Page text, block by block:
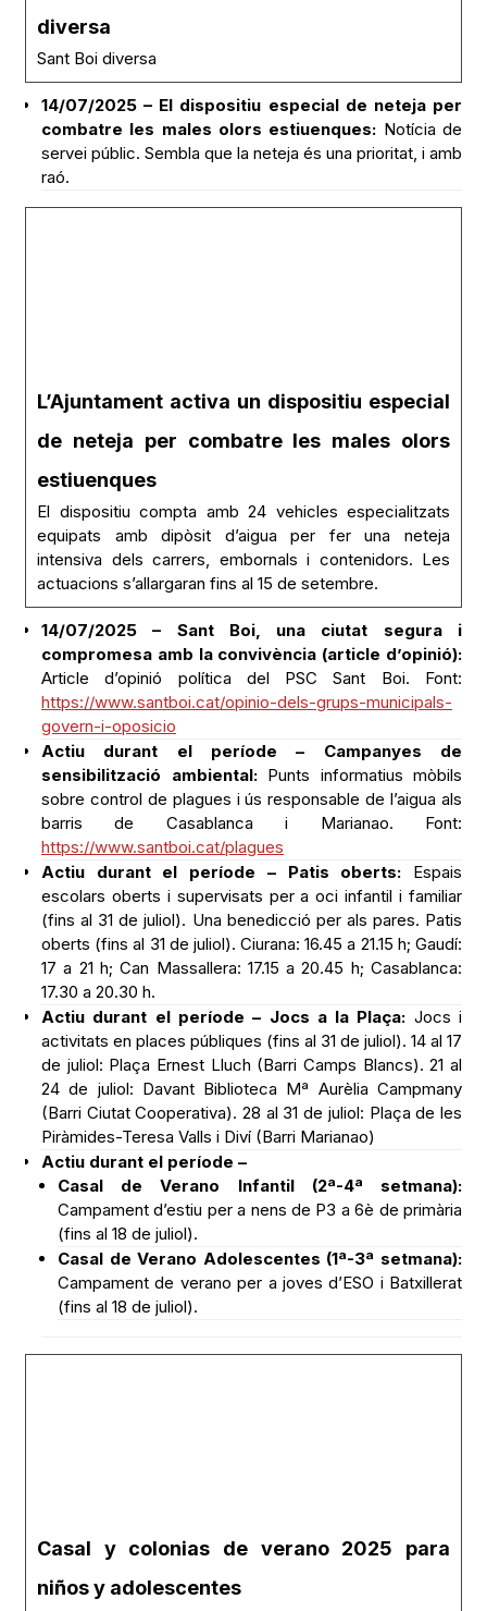
diversa
Sant Boi diversa
14/07/2025 – El dispositiu especial de neteja per
combatre les males olors estiuenques: Notícia de
servei públic. Sembla que la neteja és una prioritat, i amb
raó.
L’Ajuntament activa un dispositiu especial
de neteja per combatre les males olors
estiuenques
El dispositiu compta amb 24 vehicles especialitzats
equipats amb dipòsit d’aigua per fer una neteja
intensiva dels carrers, embornals i contenidors. Les
actuacions s’allargaran fins al 15 de setembre.
14/07/2025 – Sant Boi, una ciutat segura i
compromesa amb la convivència (article d’opinió):
Article d’opinió política del PSC Sant Boi. Font:
https://www.santboi.cat/opinio-dels-grups-municipals-
govern-i-oposicio
Actiu durant el període – Campanyes de
sensibilització ambiental:Punts informatius mòbils
sobre control de plagues i ús responsable de l’aigua als
barris de Casablanca i Marianao. Font:
https://www.santboi.cat/plagues
Actiu durant el període – Patis oberts: Espais
escolars oberts i supervisats per a oci infantil i familiar
(fins al 31 de juliol). Una benedicció per als pares. Patis
oberts (fins al 31 de juliol). Ciurana: 16.45 a 21.15 h; Gaudí:
17 a 21 h; Can Massallera: 17.15 a 20.45 h; Casablanca:
17.30 a 20.30 h.
Actiu durant el període – Jocs a la Plaça: Jocs i
activitats en places públiques (fins al 31 de juliol). 14 al 17
de juliol: Plaça Ernest Lluch (Barri Camps Blancs). 21 al
24 de juliol: Davant Biblioteca Mª Aurèlia Campmany
(Barri Ciutat Cooperativa). 28 al 31 de juliol: Plaça de les
Piràmides-Teresa Valls i Diví (Barri Marianao)
Actiu durant el període –
Casal de Verano Infantil (2ª-4ª setmana):
Campament d’estiu per a nens de P3 a 6è de primària
(fins al 18 de juliol).
Casal de Verano Adolescentes (1ª-3ª setmana):
Campament de verano per a joves d’ESO i Batxillerat
(fins al 18 de juliol).
Casal y colonias de verano 2025 para
niños y adolescentes